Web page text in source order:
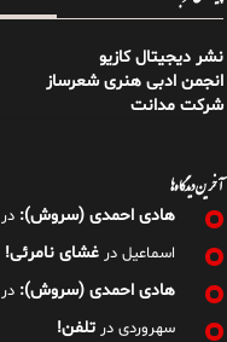
نشر دیجیتال کازیو
انجمن ادبی هنری شعرساز
شرکت مدانت
آخرین دیدگاه‌ها
هادی احمدی (سروش): در
اسماعیل در غشای نامرئی!
هادی احمدی (سروش): در
سهروردی در تلفن!